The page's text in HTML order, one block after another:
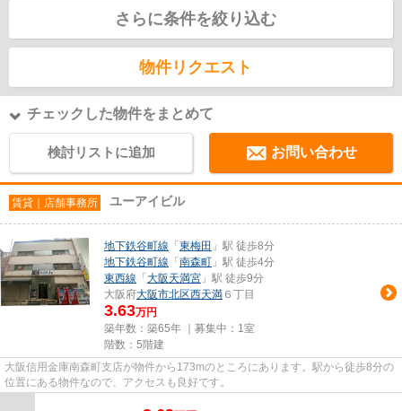
さらに条件を絞り込む
物件リクエスト
チェックした物件をまとめて
検討リストに追加 お問い合わせ
賃貸｜店舗事務所 ユーアイビル
地下鉄谷町線 「 東梅田 」駅 徒歩8分
地下鉄谷町線 「 南森町 」駅 徒歩4分
東西線 「 大阪天満宮 」駅 徒歩9分
大阪府大阪市北区西天満 ６丁目
3.63万円
築年数：築65年 ｜募集中： 1室
階数：5階建
大阪信用金庫南森町支店が物件から173mのところにあります。駅から徒歩8分の
位置にある物件なので、アクセスも良好です。